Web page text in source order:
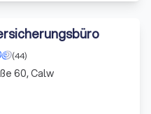
(44)
60, Calw